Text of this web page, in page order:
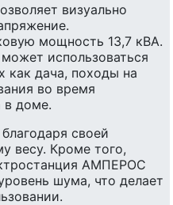
визуально
мощность 13,7 кВА.
использоваться
как дача, походы на
во время
в доме.
своей
весу. Кроме того,
АМПЕРОС
шума, что делает